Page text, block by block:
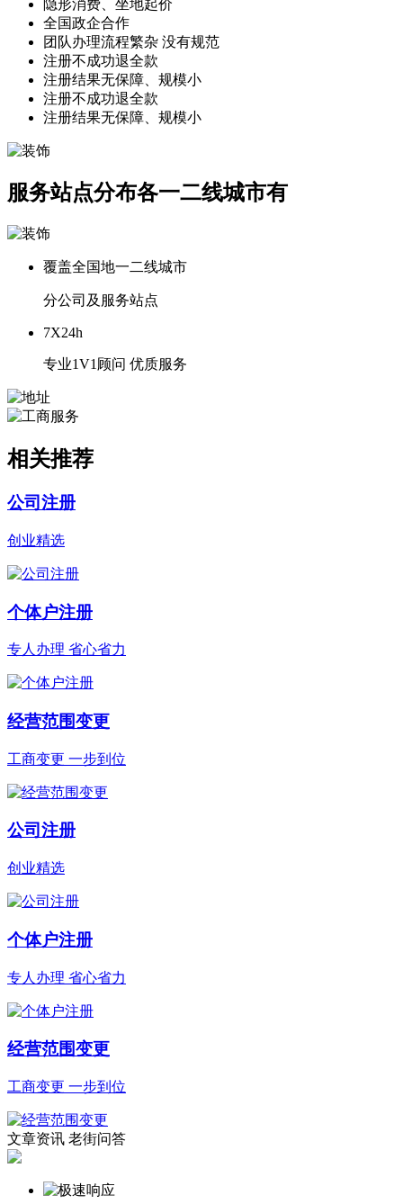
隐形消费、坐地起价
全国政企合作
团队办理流程繁杂 没有规范
注册不成功退全款
注册结果无保障、规模小
注册不成功退全款
注册结果无保障、规模小
服务站点分布各一二线城市有
覆盖全国地一二线城市
分公司及服务站点
7X24h
专业1V1顾问 优质服务
相关推荐
公司注册
创业精选
个体户注册
专人办理 省心省力
经营范围变更
工商变更 一步到位
公司注册
创业精选
个体户注册
专人办理 省心省力
经营范围变更
工商变更 一步到位
文章资讯 老街问答